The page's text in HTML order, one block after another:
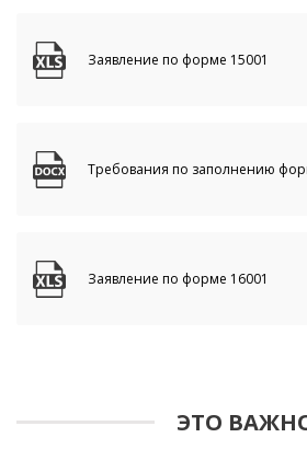
Заявление по форме 15001
Требования по заполнению
Заявление по форме 16001
ЭТО